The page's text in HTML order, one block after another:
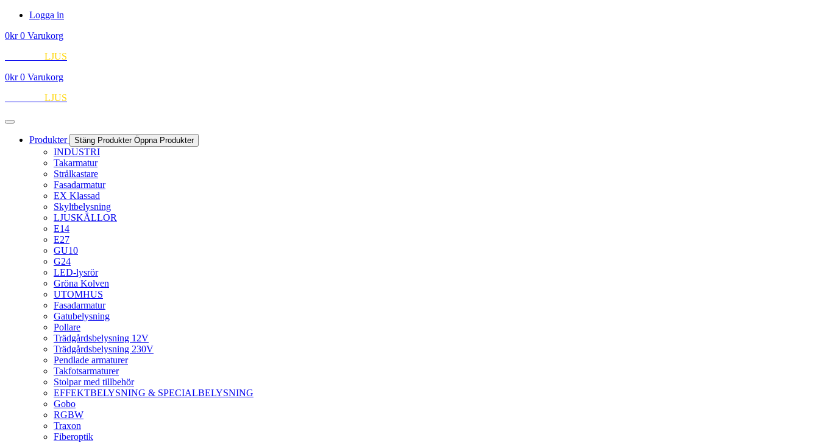
Hoppa
innehåll
Logga in
0kr 0 Varukorg
LJUS
0kr 0 Varukorg
LJUS
Produkter Stäng Produkter Öppna Produkter
INDUSTRI
Takarmatur
Strålkastare
Fasadarmatur
EX Klassad
Skyltbelysning
LJUSKÄLLOR
E14
E27
GU10
G24
LED-lysrör
Gröna Kolven
UTOMHUS
Fasadarmatur
Gatubelysning
Pollare
Trädgårdsbelysning 12V
Trädgårdsbelysning 230V
Pendlade armaturer
Takfotsarmaturer
Stolpar med tillbehör
EFFEKTBELYSNING & SPECIALBELYSNING
Gobo
RGBW
Traxon
Fiberoptik